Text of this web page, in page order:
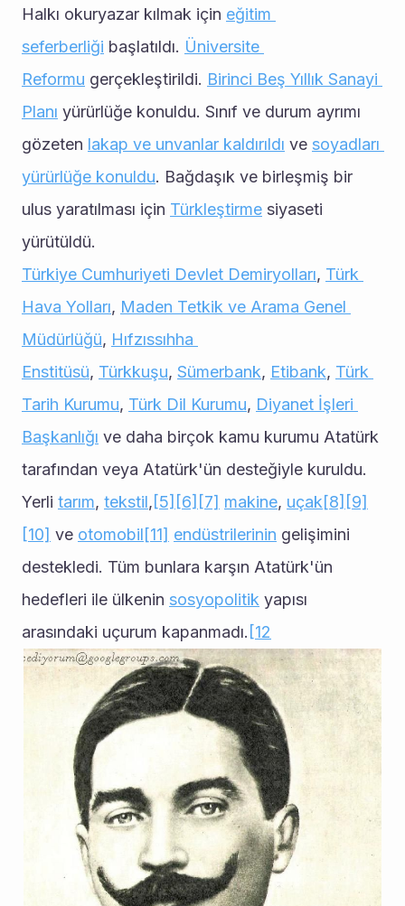
Halkı okuryazar kılmak için eğitim
seferberliği başlatıldı. Üniversite
Reformu gerçekleştirildi. Birinci Beş Yıllık Sanayi
Planı yürürlüğe konuldu. Sınıf ve durum ayrımı
gözeten lakap ve unvanlar kaldırıldı ve soyadları
yürürlüğe konuldu. Bağdaşık ve birleşmiş bir
ulus yaratılması için Türkleştirme siyaseti
yürütüldü.
Türkiye Cumhuriyeti Devlet Demiryolları, Türk
Hava Yolları, Maden Tetkik ve Arama Genel
Müdürlüğü, Hıfzıssıhha
Enstitüsü, Türkkuşu, Sümerbank, Etibank, Türk
Tarih Kurumu, Türk Dil Kurumu, Diyanet İşleri
Başkanlığı ve daha birçok kamu kurumu Atatürk
tarafından veya Atatürk'ün desteğiyle kuruldu.
Yerli tarım, tekstil, [5] [6] [7] makine, uçak[8] [9]
[10] ve otomobil[11] endüstrilerinin gelişimini
destekledi. Tüm bunlara karşın Atatürk'ün
hedefleri ile ülkenin sosyopolitik yapısı
arasındaki uçurum kapanmadı. [12